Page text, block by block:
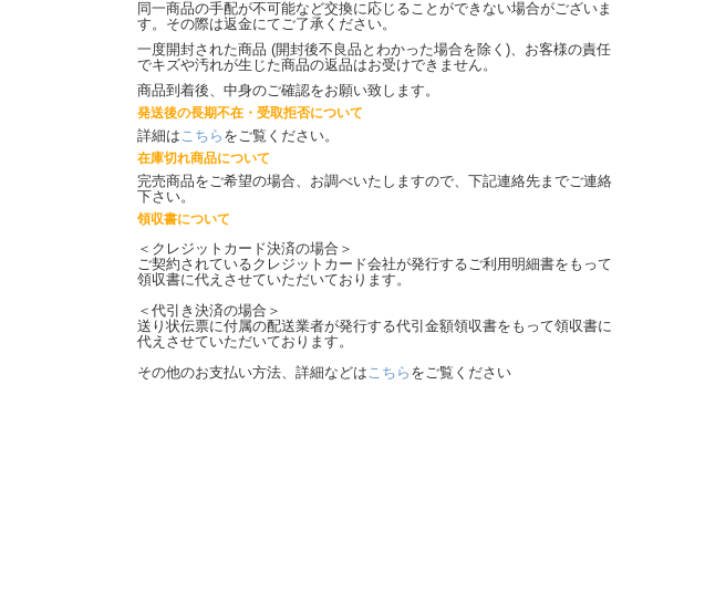
同一商品の手配が不可能など交換に応じることができない場合がございま
す。その際は返金にてご了承ください。
一度開封された商品 (開封後不良品とわかった場合を除く)、お客様の責任
でキズや汚れが生じた商品の返品はお受けできません。
商品到着後、中身のご確認をお願い致します。
発送後の長期不在・受取拒否について
詳細は こちら をご覧ください。
在庫切れ商品について
完売商品をご希望の場合、お調べいたしますので、下記連絡先までご連絡
下さい。
領収書について
＜クレジットカード決済の場合＞
ご契約されているクレジットカード会社が発行するご利用明細書をもって
領収書に代えさせていただいております。
＜代引き決済の場合＞
送り状伝票に付属の配送業者が発行する代引金額領収書をもって領収書に
代えさせていただいております。
その他のお支払い方法、詳細などは こちら をご覧ください